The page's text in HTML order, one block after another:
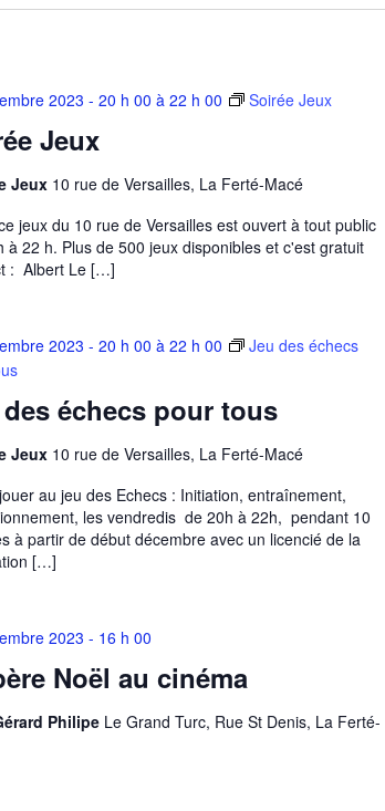
Jeux
2023 - 20 h 00 à 22 h 00 Soirée Jeux
Jeux 10 rue de Versailles, La Ferté-Macé
jeux du 10 rue de Versailles est ouvert à tout public
à 22 h. Plus de 500 jeux disponibles et c'est gratuit
: Albert Le […]
échecs pour tous
2023 - 20 h 00 à 22 h 00
Jeu des échecs
Jeux 10 rue de Versailles, La Ferté-Macé
au jeu des Echecs : Initiation, entraînement,
les vendredis de 20h à 22h, pendant 10
à partir de début décembre avec un licencié de la
[…]
Noël au cinéma
2023 - 16 h 00
Philipe Le Grand Turc, Rue St Denis, La Ferté-